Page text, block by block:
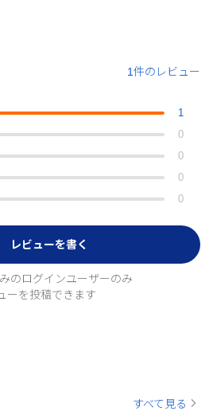
1件のレビュー
1
0
0
0
0
レビューを書く
のログインユーザーのみ
ーを投稿できます
すべて見る